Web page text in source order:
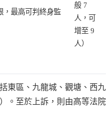
，最高可判終身監
般 7
人，可
增至 9
人）
括東區、九龍城、觀塘、西九
。至於上訴，則由高等法院